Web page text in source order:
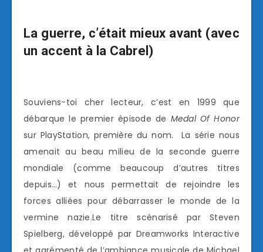
La guerre, c’était mieux avant (avec
un accent à la Cabrel)
Souviens-toi cher lecteur, c’est en 1999 que
débarque le premier épisode de Medal Of Honor
sur PlayStation, première du nom. La série nous
amenait au beau milieu de la seconde guerre
mondiale (comme beaucoup d’autres titres
depuis…) et nous permettait de rejoindre les
forces alliées pour débarrasser le monde de la
vermine nazie.Le titre scénarisé par Steven
Spielberg, développé par Dreamworks Interactive